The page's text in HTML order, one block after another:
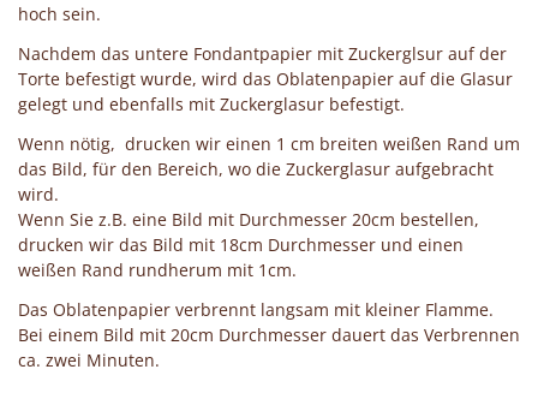
hoch sein.
Nachdem das untere Fondantpapier mit Zuckerglsur auf der
Torte befestigt wurde, wird das Oblatenpapier auf die Glasur
gelegt und ebenfalls mit Zuckerglasur befestigt.
Wenn nötig, drucken wir einen 1 cm breiten weißen Rand um
das Bild, für den Bereich, wo die Zuckerglasur aufgebracht
wird.
Wenn Sie z.B. eine Bild mit Durchmesser 20cm bestellen,
drucken wir das Bild mit 18cm Durchmesser und einen
weißen Rand rundherum mit 1cm.
Das Oblatenpapier verbrennt langsam mit kleiner Flamme.
Bei einem Bild mit 20cm Durchmesser dauert das Verbrennen
ca. zwei Minuten.